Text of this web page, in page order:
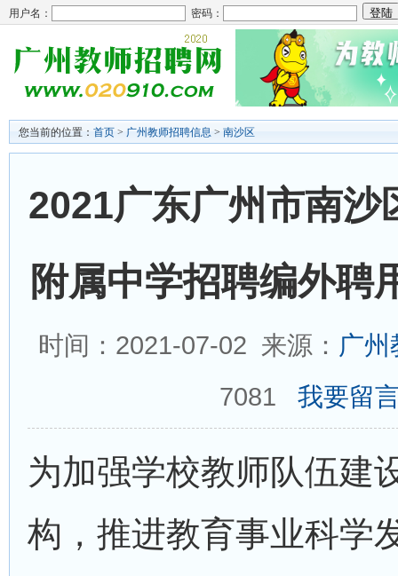
用户名： 密码：
您当前的位置： 首页 > 广州教师招聘信息 > 南沙区
2021广东广州市南沙
附属中学招聘编外聘
时间：2021-07-02 来源： 广
7081 我要留
为加强学校教师队伍建
构，推进教育事业科学